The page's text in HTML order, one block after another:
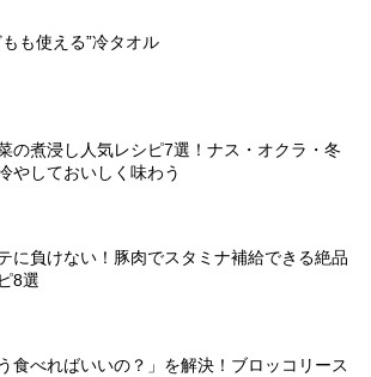
もも使える”冷タオル
の煮浸し人気レシピ7選！ナス・オクラ・冬
やしておいしく味わう
に負けない！豚肉でスタミナ補給できる絶品
8選
う食べればいいの？」を解決！ブロッコリース